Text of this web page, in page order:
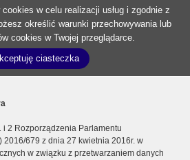
w celu realizacji usług i zgodnie z
określić warunki przechowywania lub
cookies w Twojej przeglądarce.
ciasteczka
i 2 Rozporządzenia Parlamentu
2016/679 z dnia 27 kwietnia 2016r. w
w związku z przetwarzaniem danych